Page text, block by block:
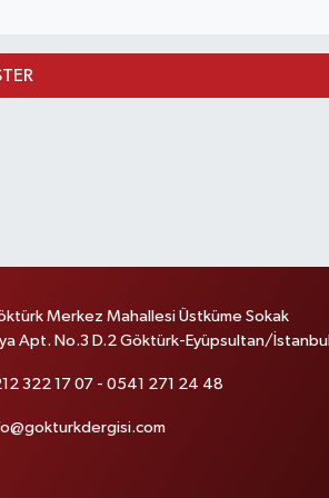
Merkez Mahallesi Üstküme Sokak
Apt. No.3 D.2 Göktürk-Eyüpsultan/İstanbul
322 17 07 - 0541 271 24 48